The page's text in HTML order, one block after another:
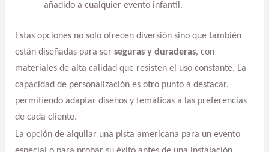
añadido a cualquier evento infantil.
Estas opciones no solo ofrecen diversión sino que también
están diseñadas para ser seguras y duraderas, con
materiales de alta calidad que resisten el uso constante. La
capacidad de personalización es otro punto a destacar,
permitiendo adaptar diseños y temáticas a las preferencias
de cada cliente.
La opción de alquilar una pista americana para un evento